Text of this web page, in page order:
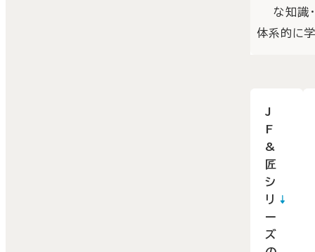
な知識
体系的に
J
F
&
匠
シ
リ
ー
ズ